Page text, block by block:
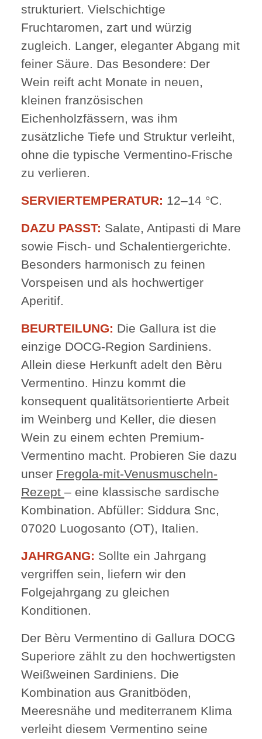
strukturiert. Vielschichtige
Fruchtaromen, zart und würzig
zugleich. Langer, eleganter Abgang mit
feiner Säure. Das Besondere: Der
Wein reift acht Monate in neuen,
kleinen französischen
Eichenholzfässern, was ihm
zusätzliche Tiefe und Struktur verleiht,
ohne die typische Vermentino-Frische
zu verlieren.
SERVIERTEMPERATUR: 12–14 °C.
DAZU PASST: Salate, Antipasti di Mare
sowie Fisch- und Schalentiergerichte.
Besonders harmonisch zu feinen
Vorspeisen und als hochwertiger
Aperitif.
BEURTEILUNG: Die Gallura ist die
einzige DOCG-Region Sardiniens.
Allein diese Herkunft adelt den Bèru
Vermentino. Hinzu kommt die
konsequent qualitätsorientierte Arbeit
im Weinberg und Keller, die diesen
Wein zu einem echten Premium-
Vermentino macht. Probieren Sie dazu
unser Fregola-mit-Venusmuscheln-
Rezept – eine klassische sardische
Kombination. Abfüller: Siddura Snc,
07020 Luogosanto (OT), Italien.
JAHRGANG: Sollte ein Jahrgang
vergriffen sein, liefern wir den
Folgejahrgang zu gleichen
Konditionen.
Der Bèru Vermentino di Gallura DOCG
Superiore zählt zu den hochwertigsten
Weißweinen Sardiniens. Die
Kombination aus Granitböden,
Meeresnähe und mediterranem Klima
verleiht diesem Vermentino seine